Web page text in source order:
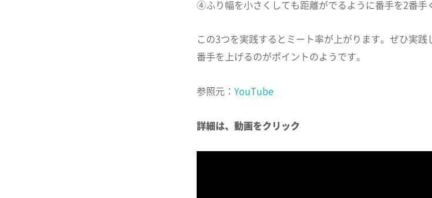
④ふり幅を小さくしても距離がでるように番手を2番手
この3つを実践するとミート率が上がります。ぜひ実践
番手を上げるのがポイントのようです。
参照元： YouTube
詳細は、動画をクリック